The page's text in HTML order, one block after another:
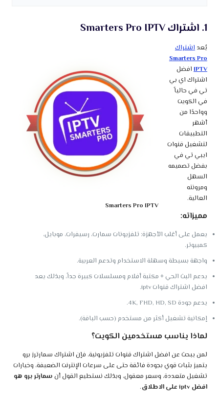
1. اشتراك Smarters Pro IPTV
Smarters Pro IPTV
يُعداشتراك
Smarters Pro
IPTV افضل
اشتراك اي بي
تي في حالياً
في الكويت
وواحدًا من
أشهر
التطبيقات
لتشغيل قنوات
ايبي تي في
بفضل تصميمه
السهل
ومرونته
العالية.
مميزاته:
يعمل على أغلب الأجهزة: تلفزيونات سمارت، رسيفرات، موبايل،
كمبيوتر.
واجهة بسيطة وسهلة الاستخدام وتدعم العربية.
يدعم البث الحي + مكتبة أفلام ومسلسلات كبيرة جداً، وبذلك يعد
افضل اشتراك قنوات iptv.
يدعم جودة 4K, FHD, HD, SD.
إمكانية تشغيل أكثر من مستخدم (حسب الباقة).
لماذا يناسب مستخدمين الكويت؟
لمن يبحث عن افضل اشتراك قنوات تلفزيونية، فإن اشتراك سمارترز برو
يتميز بثبات قوي بجودة فائقة حتى على سرعات الإنترنت الضعيفة، وخيارات
تشغيل متعددة، وسعر معقول، وبذلك نستطيع القول أن سمارتر برو هو
افضل iptv على الاطلاق
.